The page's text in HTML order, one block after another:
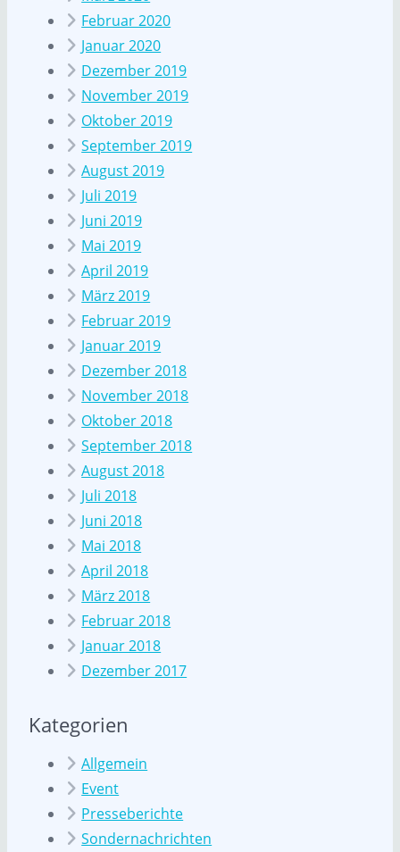
Februar 2020
Januar 2020
Dezember 2019
November 2019
Oktober 2019
September 2019
August 2019
Juli 2019
Juni 2019
Mai 2019
April 2019
März 2019
Februar 2019
Januar 2019
Dezember 2018
November 2018
Oktober 2018
September 2018
August 2018
Juli 2018
Juni 2018
Mai 2018
April 2018
März 2018
Februar 2018
Januar 2018
Dezember 2017
Kategorien
Allgemein
Event
Presseberichte
Sondernachrichten